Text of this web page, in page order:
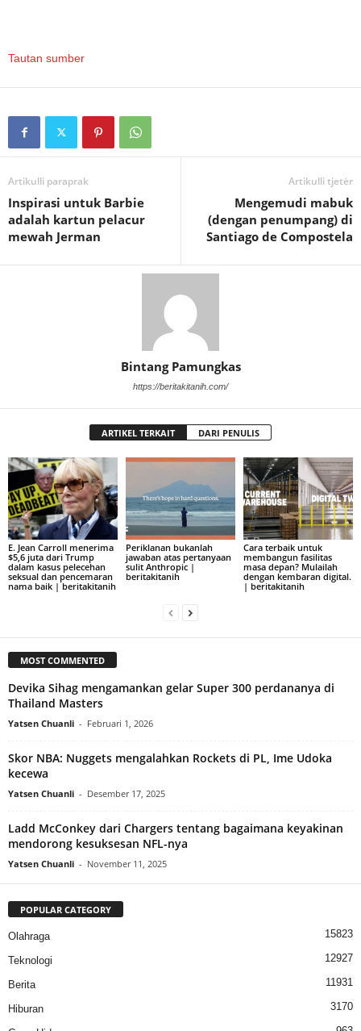
Tautan sumber
Artikulli paraprak
Inspirasi untuk Barbie
adalah kartun pelacur
mewah Jerman
Artikulli tjetër
Mengemudi mabuk
(dengan penumpang) di
Santiago de Compostela
Bintang Pamungkas
https://beritakitanih.com/
ARTIKEL TERKAIT DARI PENULIS
E. Jean Carroll menerima
$5,6 juta dari Trump
dalam kasus pelecehan
seksual dan pencemaran
nama baik | beritakitanih
Periklanan bukanlah
jawaban atas pertanyaan
sulit Anthropic |
beritakitanih
Cara terbaik untuk
membangun fasilitas
masa depan? Mulailah
dengan kembaran digital.
| beritakitanih
MOST COMMENTED
Devika Sihag mengamankan gelar Super 300 perdananya di
Thailand Masters
Yatsen Chuanli - Februari 1, 2026
Skor NBA: Nuggets mengalahkan Rockets di PL, Ime Udoka
kecewa
Yatsen Chuanli - Desember 17, 2025
Ladd McConkey dari Chargers tentang bagaimana keyakinan
mendorong kesuksesan NFL-nya
Yatsen Chuanli - November 11, 2025
POPULAR CATEGORY
Olahraga 15823
Teknologi 12927
Berita 11931
Hiburan 3170